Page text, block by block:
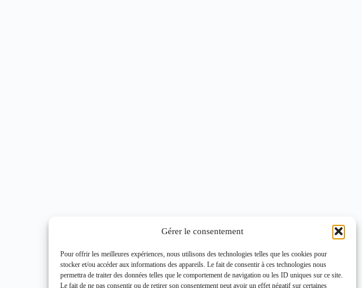
Gérer le consentement
Pour offrir les meilleures expériences, nous utilisons des technologies telles que les cookies pour
stocker et/ou accéder aux informations des appareils. Le fait de consentir à ces technologies nous
permettra de traiter des données telles que le comportement de navigation ou les ID uniques sur ce site.
Le fait de ne pas consentir ou de retirer son consentement peut avoir un effet négatif sur certaines